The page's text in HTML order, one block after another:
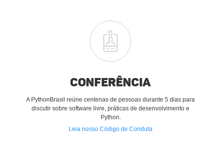
Conferência
A PythonBrasil reúne centenas de pessoas durante 5 dias para
discutir sobre software livre, práticas de desenvolvimento e
Python.
Leia nosso Código de Conduta